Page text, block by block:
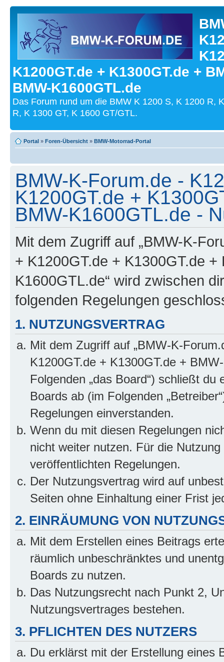
K1200GT.de + K1300GT.de +
BMW-K1600GTL.de
Das Forum rund um die BMW K 1200 S, K 1200 R,
R, K 1300 GT, K 1600 GT/GTL.
Portal » Foren-Übersicht » BMW-Motorrad-Portal
BMW-K-Forum.de -
K1200GT.de +
BMW-K1600GTL.de -
Mit dem Zugriff auf „BMW-K-
+ K1200GT.de + K1300GT.de
K1600GTL.de“ wird zwischen
folgenden Regelungen
1. NUTZUNGSVERTRAG
Mit dem Zugriff auf „BMW-K-
K1200GT.de + K1300GT.de +
Folgenden „das Board“) schließt
Boards ab (im Folgenden
Regelungen einverstanden.
Wenn du mit diesen Regelungen
nicht weiter nutzen. Für die
veröffentlichten Regelungen.
Der Nutzungsvertrag wird auf
Seiten ohne Einhaltung einer Frist
2. EINRÄUMUNG VON
Mit dem Erstellen eines Beitrags
räumlich unbeschränktes und
Boards zu nutzen.
Das Nutzungsrecht nach Punkt 2,
Nutzungsvertrages bestehen.
3. PFLICHTEN DES NUTZERS
Du erklärst mit der Erstellung eines